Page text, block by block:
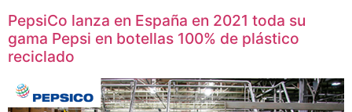
PepsiCo lanza en España en 2021 toda su
gama Pepsi en botellas 100% de plástico
reciclado